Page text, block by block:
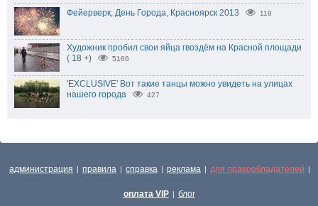
Фейерверк, День Города, Красноярск 2013 118
Художник пробил свои яйца гвоздём на Красной площади
( 18 +)
5166
'EXCLUSIVE' Вот такие танцы можно увидеть на улицах
нашего города
427
администрация | правила | справка | реклама | для правообладателей |
оплата VIP | блог